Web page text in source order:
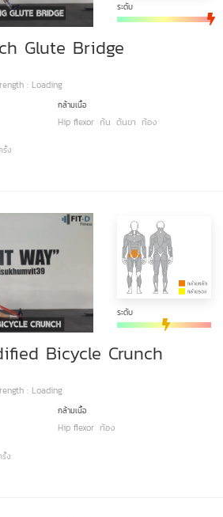
ระดับ
Glute Bridge
: Loading
กล้ามเนื้อ
Hip flexor ก้น ต้นขา ท้อง
รั้ง
ระดับ
Bicycle Crunch
: Loading
กล้ามเนื้อ
Hip flexor ท้อง
รั้ง